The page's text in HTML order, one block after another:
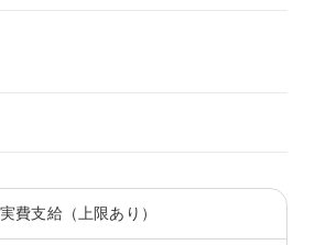
実費支給（上限あり）